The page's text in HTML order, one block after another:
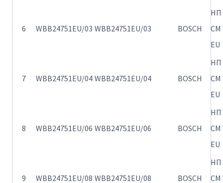
6 WBB24751EU/03 WBB24751EU/03 BOSCH
ΗΠ
EU
7 WBB24751EU/04 WBB24751EU/04 BOSCH
ΗΠ
EU
8 WBB24751EU/06 WBB24751EU/06 BOSCH
ΗΠ
EU
9 WBB24751EU/08 WBB24751EU/08 BOSCH
ΗΠ